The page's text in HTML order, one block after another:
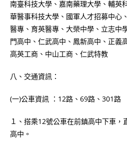
南臺科技大學、嘉南藥理大學、輔英
華醫事科技大學、國軍人才招募中心
醫專、育英醫專、大榮中學、立志中
門高中、仁武高中、鳳新高中、正義
高英工商、中山工商、仁武特教
八、交通資訊：
(一)公車資訊 ：12路、69路、301路
１、搭乘12號公車在前鎮高中下車
高中。